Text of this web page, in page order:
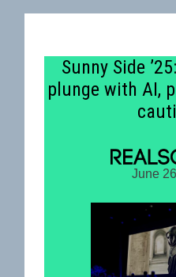
Sunny Side
plunge with AI,
June